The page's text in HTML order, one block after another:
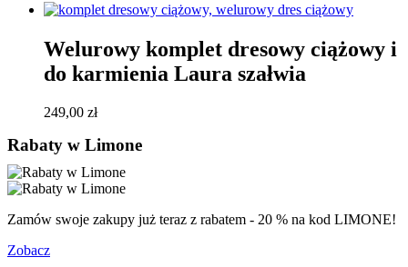
Welurowy komplet dresowy ciążowy i
do karmienia Laura szałwia
249,00 zł
Rabaty w Limone
Zamów swoje zakupy już teraz z rabatem - 20 % na kod LIMONE!
Zobacz